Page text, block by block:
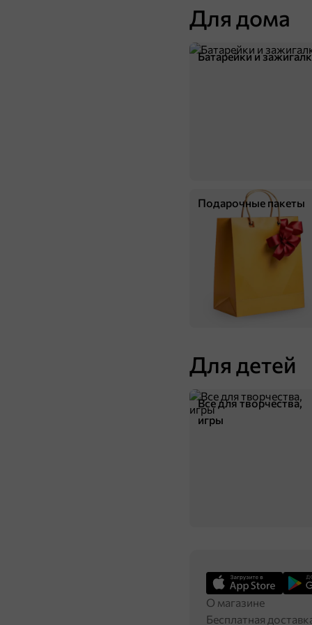
В корзину
Для дома
Батарейки и
Подарочные пакеты
Для детей
Все для творчества,
игры
О магазине
Бесплатная